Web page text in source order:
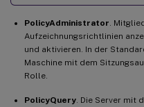
PolicyAdministrator .
Aufzeichnungsrichtlinien
und aktivieren. In der
Maschine mit dem
Rolle.
PolicyQuery . Die Server mit